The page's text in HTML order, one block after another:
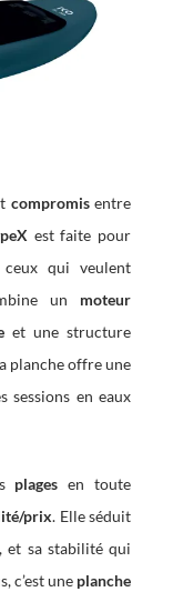
compromisentre
est faite pour
qui veulent
un moteur
et une structure
planche offre une
sessions en eaux
plages en toute
prix. Elle séduit
sa stabilité qui
c’est une planche